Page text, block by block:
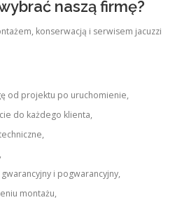
naszą firmę?
konserwacją i serwisem jacuzzi
od projektu po uruchomienie,
do każdego klienta,
i pogwarancyjny,
montażu,